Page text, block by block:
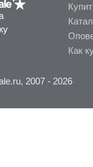
Как
2007 - 2026